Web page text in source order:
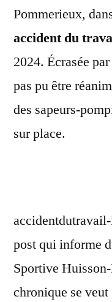
Pommerieux,
accident du
2024. Écrasée
pas pu être
des sapeurs-
sur place.
post qui informe
Sportive
chronique se